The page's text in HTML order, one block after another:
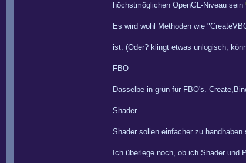
höchstmöglichen OpenGL-Niveau sein
Es wird wohl Methoden wie
ist. (Oder? klingt etwas unlogisch,
FBO
Dasselbe in grün für FBO's.
Shader
Shader sollen einfacher zu handhaben
Ich überlege noch, ob ich Shader und